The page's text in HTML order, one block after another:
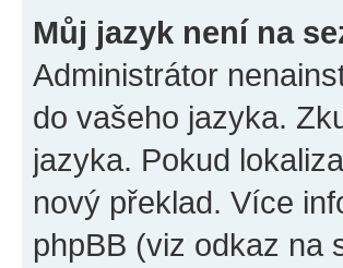
Můj jazyk není na
Administrátor
do vašeho jazyka.
jazyka. Pokud
nový překlad. Více
phpBB (viz odkaz na